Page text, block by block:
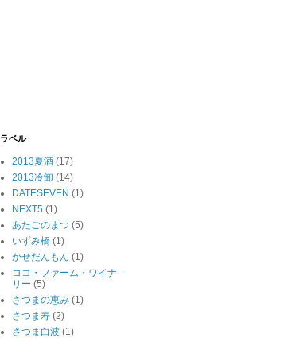
ラベル
2013夏酒 (17)
2013冷卸 (14)
DATESEVEN (1)
NEXT5 (1)
あたごのまつ (5)
いずみ橋 (1)
かせだんもん (1)
ココ・ファーム・ワイナ
リー (5)
さつまの恵み (1)
さつま寿 (2)
さつま白波 (1)